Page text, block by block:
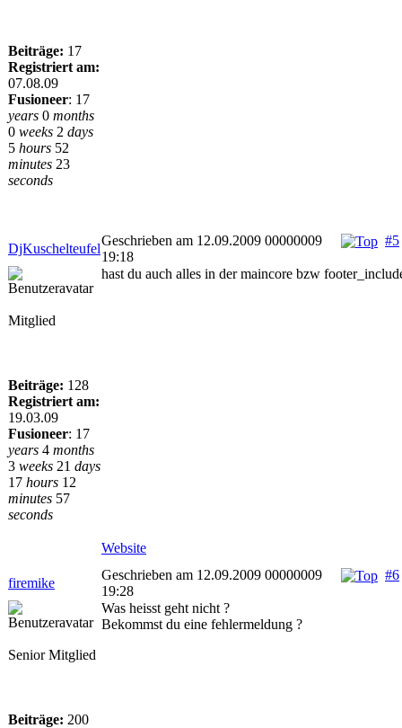
Beiträge: 17
Registriert am:
07.08.09
Fusioneer: 17
years 0 months
0 weeks 2 days
5 hours 52
minutes 23
seconds
DjKuschelteufel
#5
Geschrieben am 12.09.2009 00000009
19:18
Mitglied
Beiträge: 128
Registriert am:
19.03.09
Fusioneer: 17
years 4 months
3 weeks 21 days
17 hours 12
minutes 57
seconds
hast du auch alles in der maincore bzw
Website
firemike
#6
Geschrieben am 12.09.2009 00000009
19:28
Senior Mitglied
Beiträge: 200
Was heisst geht nicht ?
Bekommst du eine fehlermeldung ?